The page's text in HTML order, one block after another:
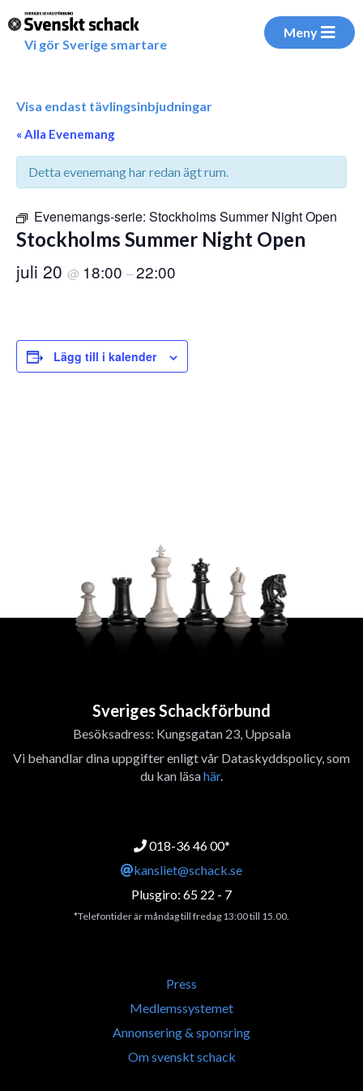
Vi gör Sverige smartare
Meny
Visa endast tävlingsinbjudningar
« Alla Evenemang
Detta evenemang har redan ägt rum.
Evenemangs-serie: Stockholms Summer Night Open
Stockholms Summer Night Open
juli 20 @ 18:00 –22:00
Lägg till i kalender
Sveriges Schackförbund
Besöksadress: Kungsgatan 23, Uppsala
Vi behandlar dina uppgifter enligt vår Dataskyddspolicy, som
du kan läsahär.
018-36 46 00*
kansliet@schack.se
Plusgiro: 65 22 - 7
*Telefontider är måndag till fredag 13:00 till 15.00.
Press
Medlemssystemet
Annonsering & sponsring
Om svenskt schack